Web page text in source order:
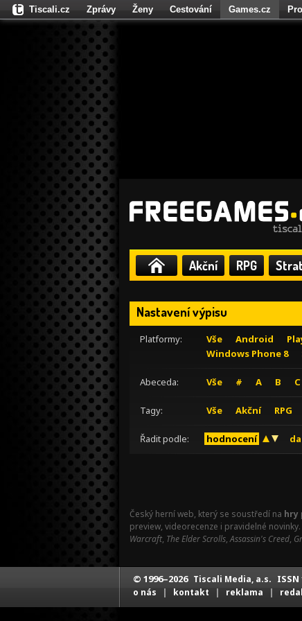
Akční RPG
Nastavení výpisu
Platformy: Vše Android
Windows Phone 8
Abeceda: Vše # A B C
Tagy: Vše Akční RPG
Řadit podle: hodnocení
Český herní web, který se soustředí na hry
preview, videorecenze i pravidelné
Warcraft, The Elder Scrolls,Assassin's Creed,
Tiscali.cz Zprávy Ženy Cestování Games.cz
Fights.cz
© 1996–2026 Tiscali Media, a.s. ISSN
o nás | kontakt | reklama |